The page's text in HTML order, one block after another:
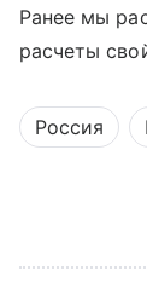
Ранее мы
расчеты
Россия